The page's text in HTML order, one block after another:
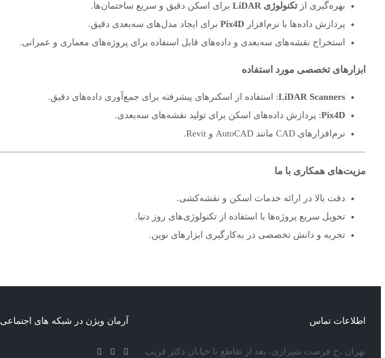
بهره‌گیری از تکنولوژی LiDAR
برای اسکن دقیق و سریع ساختمان‌ها.
پردازش داده‌ها با نرم‌افزار Pix4Dبرای ایجاد مدل‌های سه‌بعدی دقیق.
استخراج نقشه‌های سه‌بعدی و داده‌های قابل استفاده برای پروژه‌های معماری و عمرانی.
ابزارهای تخصصی مورد استفاده
LiDAR Scanners: استفاده از اسکنرهای پیشرفته برای جمع‌آوری داده‌های دقیق.
Pix4D: پردازش داده‌های اسکن برای تولید نقشه‌های سه‌بعدی.
نرم‌افزارهای CAD مانند AutoCAD و Revit.
مزیت‌های همکاری با ما
دقت بالا در ارائه خدمات اسکن و نقشه‌کشی.
تحویل سریع پروژه‌ها با استفاده از تکنولوژی‌های روز دنیا.
تجربه و دانش تخصصی در به‌کارگیری ابزارهای نوین.
اطلاعات تماس
تهران ،خ فرصت شیرازی، بعد از تقاطع با خیابان دکتر قریب
آرمان ویژن در شبکه های اجتماعی